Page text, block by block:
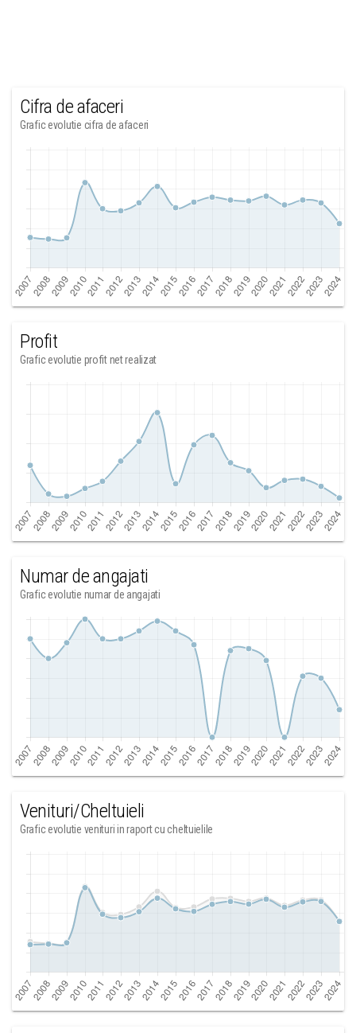
Cifra de afaceri
Grafic evolutie cifra de afaceri
Profit
Grafic evolutie profit net realizat
Numar de angajati
Grafic evolutie numar de angajati
Venituri/Cheltuieli
Grafic evolutie venituri in raport cu cheltuielile